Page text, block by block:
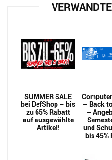
SUMMER SALE
bei DefShop – bis
zu 65% Rabatt
auf ausgewählte
Artikel!
– Back
–
und
bis 45%